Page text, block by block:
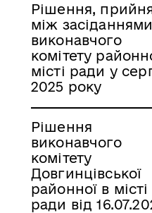
Рішення,
між засіданнями
виконавчого
комітету
місті ради у
2025 року
Рішення
виконавчого
комітету
Довгинцівської
районної в місті
ради від